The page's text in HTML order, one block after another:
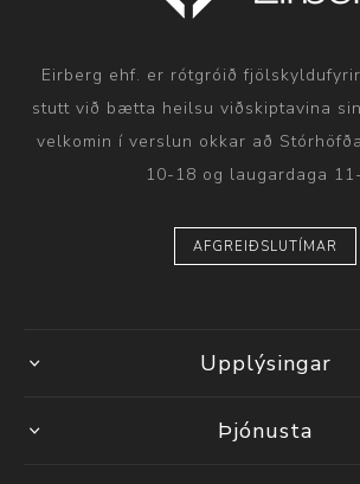
Eirberg ehf. er rótgróið
stutt við bætta heilsu viðskiptavina
velkomin í verslun okkar að
10-18 og laugardaga
AFGREIÐSLUTÍMAR
Upplýsingar
Þjónusta